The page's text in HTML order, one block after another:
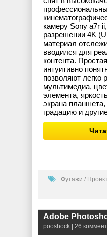
камеру Sony a7r
разрешении 4K
материал
вводился для
контента.
интуитивно
позволяют легко
мультимедиа,
элемента,
экрана
градацию и
Футажи /
pooshock | 26